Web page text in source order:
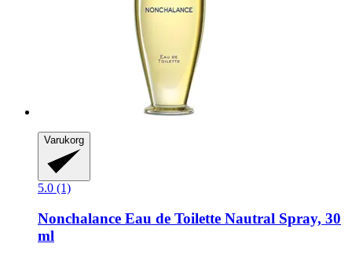
Varukorg
5.0 (1)
Nonchalance Eau de Toilette Nautral Spray, 30
ml